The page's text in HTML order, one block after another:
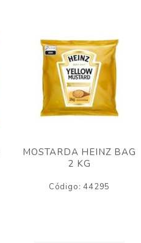
MOSTARDA HEINZ BAG
2 KG
Código: 44295